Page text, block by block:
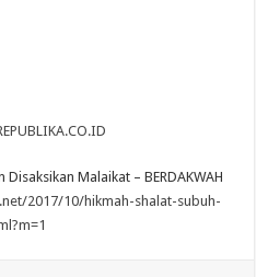
Malaikat – BERDAKWAH
2017/10/hikmah-shalat-subuh-